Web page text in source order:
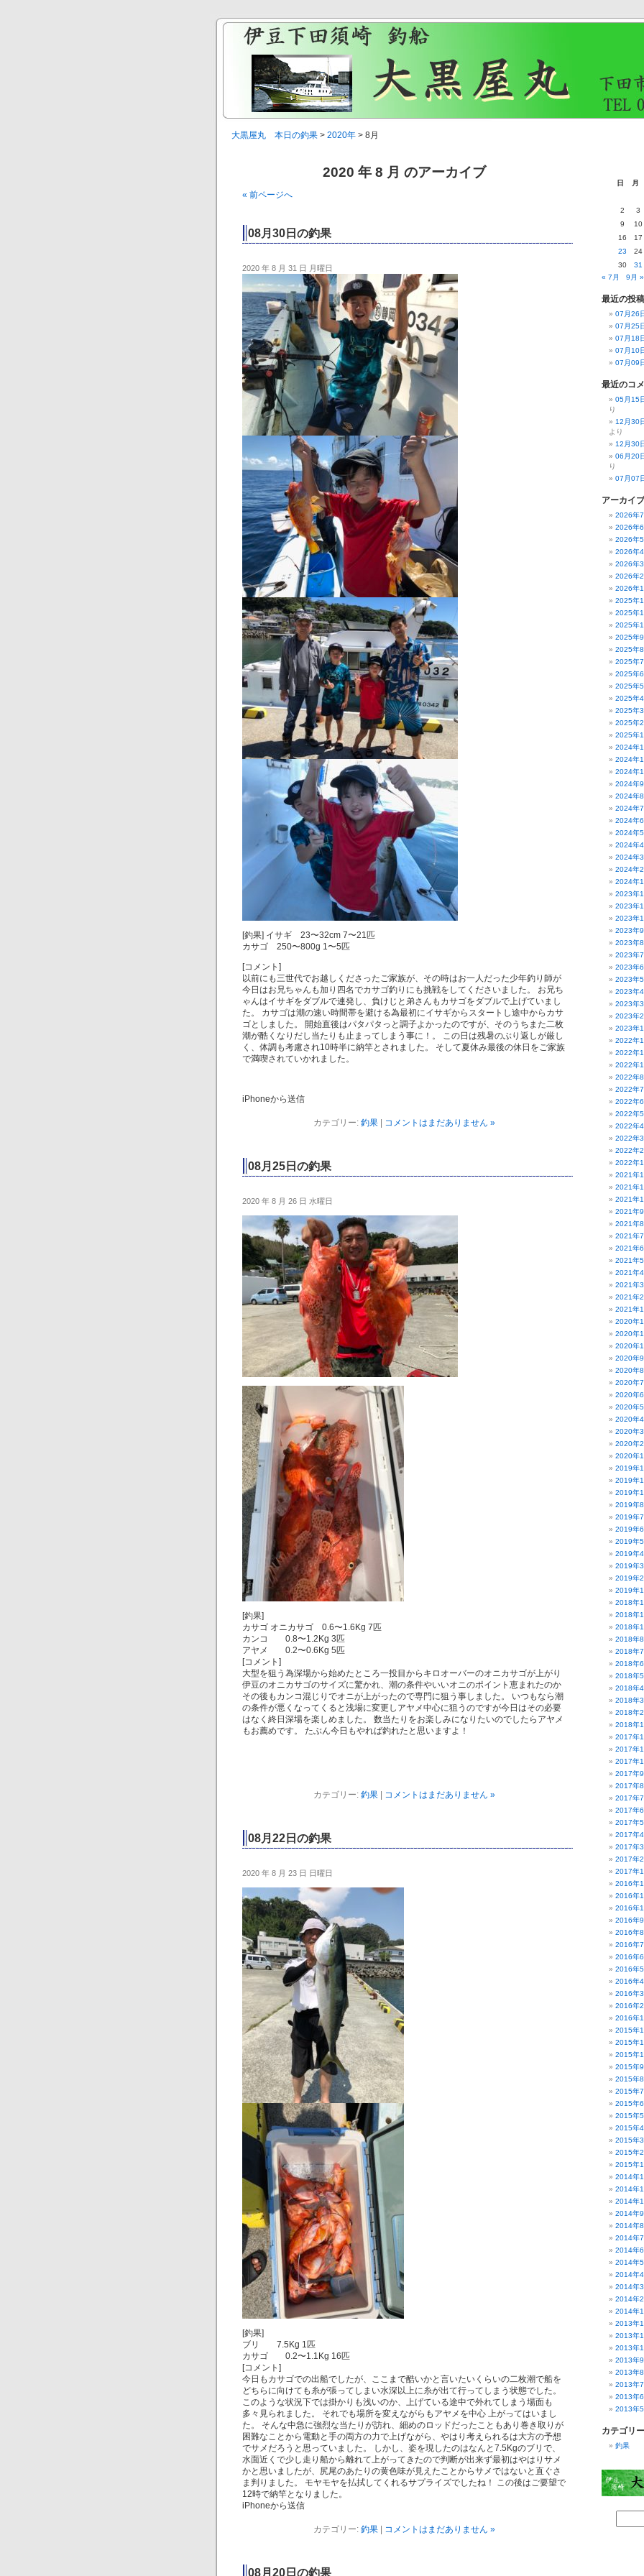
大黒屋丸 本日の釣果 > 2020年 > 8月
2020 年 8 月 のアーカイブ
« 前ページへ
08月30日の釣果
2020 年 8 月 31 日 月曜日
[釣果] イサギ 23〜32cm 7〜21匹
カサゴ 250〜800g 1〜5匹
[コメント]
以前にも三世代でお越しくださったご家族が、その時はお一人だった少年釣り師が
今日はお兄ちゃんも加り四名でカサゴ釣りにも挑戦をしてくださいました。 お兄ち
ゃんはイサギをダブルで連発し、負けじと弟さんもカサゴをダブルで上げていまし
た。 カサゴは潮の速い時間帯を避ける為最初にイサギからスタートし途中からカサ
ゴとしました。 開始直後はパタパタっと調子よかったのですが、そのうちまた二枚
潮が酷くなりだし当たりも止まってしまう事に！。 この日は残暑のぶり返しが厳し
く、体調も考慮され10時半に納竿とされました。 そして夏休み最後の休日をご家族
で満喫されていかれました。
iPhoneから送信
カテゴリー: 釣果| コメントはまだありません »
08月25日の釣果
2020 年 8 月 26 日 水曜日
[釣果]
カサゴ オニカサゴ 0.6〜1.6Kg 7匹
カンコ 0.8〜1.2Kg 3匹
アヤメ 0.2〜0.6Kg 5匹
[コメント]
大型を狙う為深場から始めたところ一投目からキロオーバーのオニカサゴが上がり
伊豆のオニカサゴのサイズに驚かれ、潮の条件やいいオニのポイント恵まれたのか
その後もカンコ混じりでオニが上がったので専門に狙う事しました。 いつもなら潮
の条件が悪くなってくると浅場に変更しアヤメ中心に狙うのですが今日はその必要
はなく終日深場を楽しめました。 数当たりをお楽しみになりたいのでしたらアヤメ
もお薦めです。 たぶん今日もやれば釣れたと思いますよ！
カテゴリー: 釣果| コメントはまだありません »
08月22日の釣果
2020 年 8 月 23 日 日曜日
[釣果]
ブリ 7.5Kg 1匹
カサゴ 0.2〜1.1Kg 16匹
[コメント]
今日もカサゴでの出船でしたが、ここまで酷いかと言いたいくらいの二枚潮で船を
どちらに向けても糸が張ってしまい水深以上に糸が出て行ってしまう状態でした。
このような状況下では掛かりも浅いのか、上げている途中で外れてしまう場面も
多々見られました。 それでも場所を変えながらもアヤメを中心 上がってはいまし
た。 そんな中急に強烈な当たりが訪れ、細めのロッドだったこともあり巻き取りが
困難なことから電動と手の両方の力で上げながら、やはり考えられるは大方の予想
でサメだろうと思っていました。 しかし、姿を現したのはなんと7.5Kgのブリで、
水面近くで少し走り船から離れて上がってきたので判断が出来ず最初はやはりサメ
かと思いましたが、尻尾のあたりの黄色味が見えたことからサメではないと直ぐさ
ま判りました。 モヤモヤを払拭してくれるサプライズでしたね！ この後はご要望で
12時で納竿となりました。
iPhoneから送信
カテゴリー: 釣果| コメントはまだありません »
08月20日の釣果
日 月
2
3
9
10
16
17
23
24
30
31
« 7月
9月 »
最近の投稿
07月26
07月25
07月18
07月10
07月09
最近のコ
05月15
り
12月30
より
12月30
06月20
り
07月07
アーカイブ
2026年7
2026年6
2026年5
2026年4
2026年3
2026年2
2026年1
2025年
2025年
2025年
2025年9
2025年8
2025年7
2025年6
2025年5
2025年4
2025年3
2025年2
2025年1
2024年
2024年
2024年
2024年9
2024年8
2024年7
2024年6
2024年5
2024年4
2024年3
2024年2
2024年1
2023年
2023年
2023年
2023年9
2023年8
2023年7
2023年6
2023年5
2023年4
2023年3
2023年2
2023年1
2022年
2022年
2022年
2022年8
2022年7
2022年6
2022年5
2022年4
2022年3
2022年2
2022年1
2021年
2021年
2021年
2021年9
2021年8
2021年7
2021年6
2021年5
2021年4
2021年3
2021年2
2021年1
2020年
2020年
2020年
2020年9
2020年8
2020年7
2020年6
2020年5
2020年4
2020年3
2020年2
2020年1
2019年
2019年
2019年
2019年8
2019年7
2019年6
2019年5
2019年4
2019年3
2019年2
2019年1
2018年
2018年
2018年
2018年8
2018年7
2018年6
2018年5
2018年4
2018年3
2018年2
2018年1
2017年
2017年
2017年
2017年9
2017年8
2017年7
2017年6
2017年5
2017年4
2017年3
2017年2
2017年1
2016年
2016年
2016年
2016年9
2016年8
2016年7
2016年6
2016年5
2016年4
2016年3
2016年2
2016年1
2015年
2015年
2015年
2015年9
2015年8
2015年7
2015年6
2015年5
2015年4
2015年3
2015年2
2015年1
2014年
2014年
2014年
2014年9
2014年8
2014年7
2014年6
2014年5
2014年4
2014年3
2014年2
2014年1
2013年
2013年
2013年
2013年9
2013年8
2013年7
2013年6
2013年5
カテゴリー
釣果